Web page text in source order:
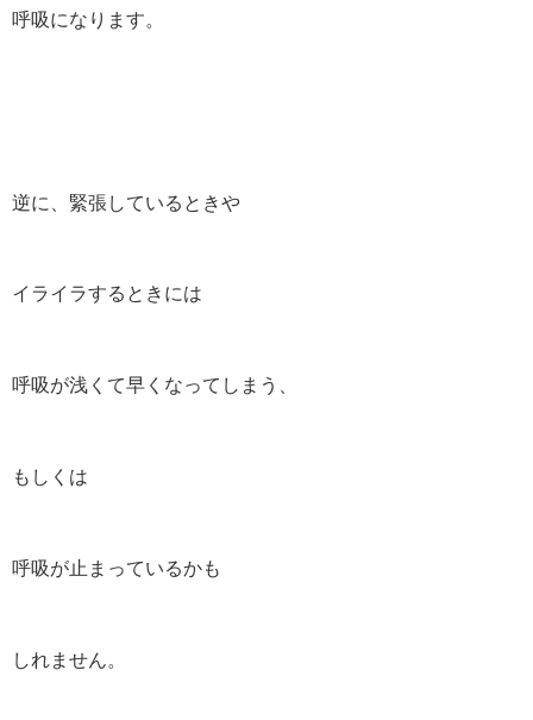
呼吸になります。
逆に、緊張しているときや
イライラするときには
呼吸が浅くて早くなってしまう、
もしくは
呼吸が止まっているかも
しれません。